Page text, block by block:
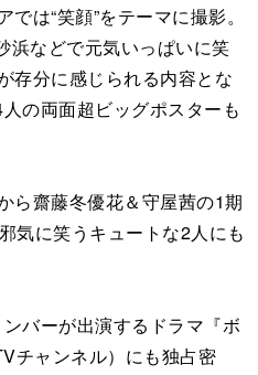
は“笑顔”をテーマに撮影。
浜などで元気いっぱいに笑
存分に感じられる内容とな
の両面超ビッグポスターも
ら齋藤冬優花＆守屋茜の1期
気に笑うキュートな2人にも
バーが出演するドラマ『ボ
チャンネル）にも独占密